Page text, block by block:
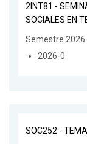
2INT81 -
SOCIALES EN
Semestre 2026
2026-0
SOC252 -